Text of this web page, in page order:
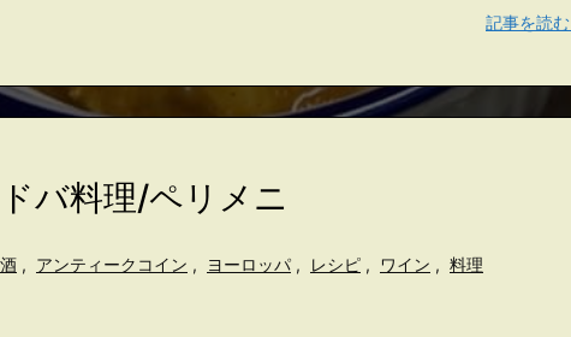
記事を読む
バ料理/ペリメニ
, アンティークコイン , ヨーロッパ , レシピ , ワイン , 料理